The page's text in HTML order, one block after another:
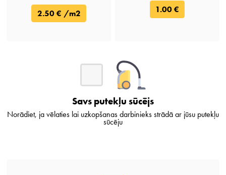
2.50 € /m2 1.00 €
Savs putekļu sūcējs
Norādiet, ja vēlaties lai uzkopšanas darbinieks strādā ar jūsu putekļu
sūcēju